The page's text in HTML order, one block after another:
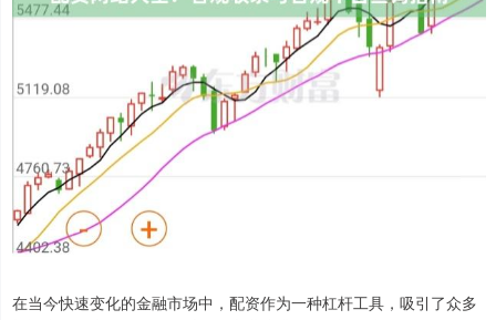
在当今快速变化的金融市场中，配资作为一种杠杆工具，吸引了众多